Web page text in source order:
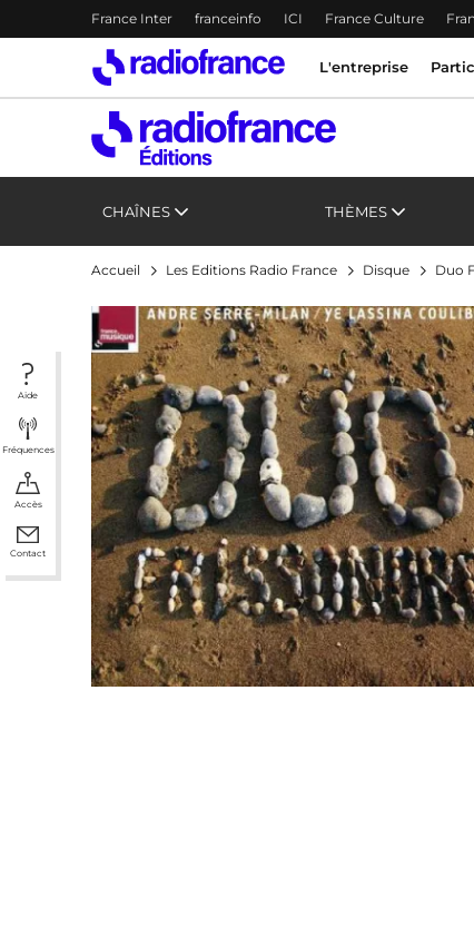
Accès direct :
Menu principal
France Inter franceinfo ICI France Culture
Menu principal
L'entreprise
CHAÎNES THÈMES
Aide
Fréquences
Accès
Contact
Accueil Les Editions Radio France Disque Duo